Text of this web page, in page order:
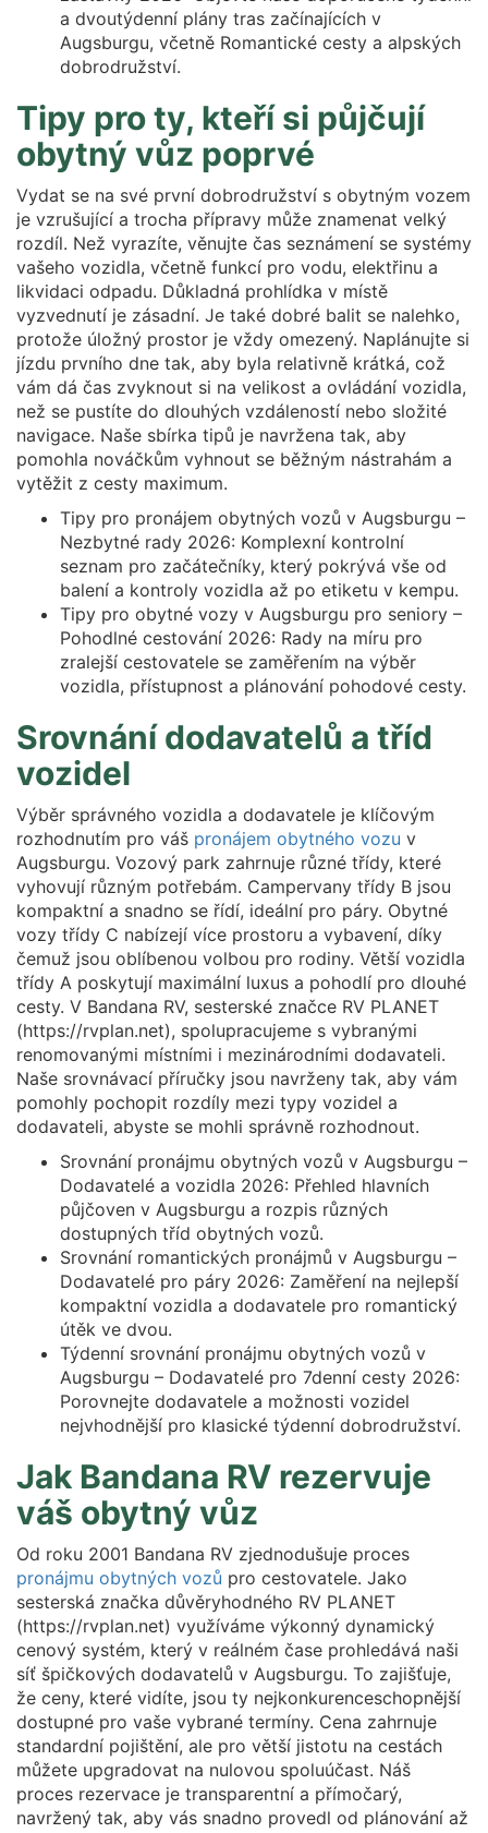
a dvoutýdenní plány tras začínajících v
Augsburgu, včetně Romantické cesty a alpských
dobrodružství.
Tipy pro ty, kteří si půjčují
obytný vůz poprvé
Vydat se na své první dobrodružství s obytným vozem
je vzrušující a trocha přípravy může znamenat velký
rozdíl. Než vyrazíte, věnujte čas seznámení se systémy
vašeho vozidla, včetně funkcí pro vodu, elektřinu a
likvidaci odpadu. Důkladná prohlídka v místě
vyzvednutí je zásadní. Je také dobré balit se nalehko,
protože úložný prostor je vždy omezený. Naplánujte si
jízdu prvního dne tak, aby byla relativně krátká, což
vám dá čas zvyknout si na velikost a ovládání vozidla,
než se pustíte do dlouhých vzdáleností nebo složité
navigace. Naše sbírka tipů je navržena tak, aby
pomohla nováčkům vyhnout se běžným nástrahám a
vytěžit z cesty maximum.
Tipy pro pronájem obytných vozů v Augsburgu –
Nezbytné rady 2026: Komplexní kontrolní
seznam pro začátečníky, který pokrývá vše od
balení a kontroly vozidla až po etiketu v kempu.
Tipy pro obytné vozy v Augsburgu pro seniory –
Pohodlné cestování 2026: Rady na míru pro
zralejší cestovatele se zaměřením na výběr
vozidla, přístupnost a plánování pohodové cesty.
Srovnání dodavatelů a tříd
vozidel
Výběr správného vozidla a dodavatele je klíčovým
rozhodnutím pro váš pronájem obytného vozu v
Augsburgu. Vozový park zahrnuje různé třídy, které
vyhovují různým potřebám. Campervany třídy B jsou
kompaktní a snadno se řídí, ideální pro páry. Obytné
vozy třídy C nabízejí více prostoru a vybavení, díky
čemuž jsou oblíbenou volbou pro rodiny. Větší vozidla
třídy A poskytují maximální luxus a pohodlí pro dlouhé
cesty. V Bandana RV, sesterské značce RV PLANET
(https://rvplan.net), spolupracujeme s vybranými
renomovanými místními i mezinárodními dodavateli.
Naše srovnávací příručky jsou navrženy tak, aby vám
pomohly pochopit rozdíly mezi typy vozidel a
dodavateli, abyste se mohli správně rozhodnout.
Srovnání pronájmu obytných vozů v Augsburgu –
Dodavatelé a vozidla 2026: Přehled hlavních
půjčoven v Augsburgu a rozpis různých
dostupných tříd obytných vozů.
Srovnání romantických pronájmů v Augsburgu –
Dodavatelé pro páry 2026: Zaměření na nejlepší
kompaktní vozidla a dodavatele pro romantický
útěk ve dvou.
Týdenní srovnání pronájmu obytných vozů v
Augsburgu – Dodavatelé pro 7denní cesty 2026:
Porovnejte dodavatele a možnosti vozidel
nejvhodnější pro klasické týdenní dobrodružství.
Jak Bandana RV rezervuje
váš obytný vůz
Od roku 2001 Bandana RV zjednodušuje proces
pronájmu obytných vozů pro cestovatele. Jako
sesterská značka důvěryhodného RV PLANET
(https://rvplan.net) využíváme výkonný dynamický
cenový systém, který v reálném čase prohledává naši
síť špičkových dodavatelů v Augsburgu. To zajišťuje,
že ceny, které vidíte, jsou ty nejkonkurenceschopnější
dostupné pro vaše vybrané termíny. Cena zahrnuje
standardní pojištění, ale pro větší jistotu na cestách
můžete upgradovat na nulovou spoluúčast. Náš
proces rezervace je transparentní a přímočarý,
navržený tak, aby vás snadno provedl od plánování až